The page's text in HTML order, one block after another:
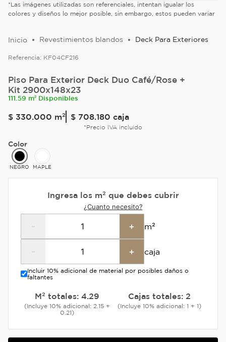
*Las imágenes utilizadas son referenciales, intentan igualar los
colores y diseños lo mejor posible, sin embargo, estos pueden variar
Revestimientos blandos Deck Para Exteriores
Referencia: KF04CF216
Piso Para Exterior Deck Duo Café/Rose +
Kit 2900x148x23
111.59 m² Disponibles
$ 330.000 m² $ 708.180 caja
*Precio IVA incluido
Color
NEGRO MAPLE
Ingresa los m² que debes cubrir
¿Cuanto necesito?
- + m²
- + caja
Incluir 10% adicional de material por posibles daños o
faltantes
M² totales: 4.29
(Incluye 10% adicional: 2.15 +
0.21)
Cajas totales: 2
(Incluye 10% adicional: 1 + 1)